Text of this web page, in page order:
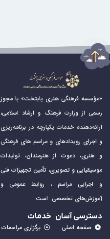
«مؤسسه فرهنگی هنری پایتخت» با مجوز
رسمی از وزارت فرهنگ و ارشاد اسلامی،
ارائه‌دهنده خدمات یکپارچه در برنامه‌ریزی
و اجرای رویدادهای و مراسم های فرهنگی
و هنری، دعوت از هنرمندان، تولیدات
موسیقیایی و تصویری، تأمین تجهیزات فنی
و اجرایی مراسم ، روابط عمومی و
آموزش‌های تخصصی است.
دسترسی آسان
صفحه اصلی
خدمات
برگزاری مراسمات